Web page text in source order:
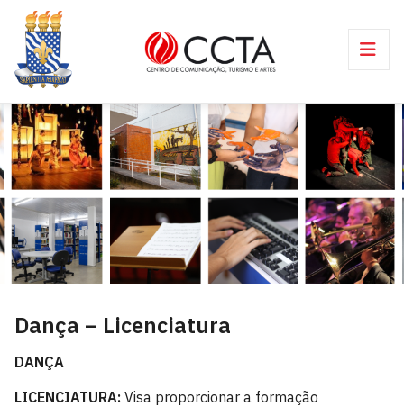
Dança – Licenciatura
DANÇA
LICENCIATURA: Visa proporcionar a formação